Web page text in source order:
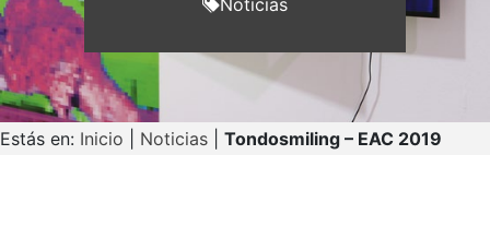
Estás en: Inicio Noticias Tondosmiling – EAC 2019